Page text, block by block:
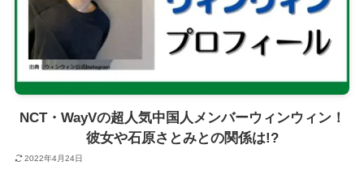
NCT・WayVの超人気中国人メンバーウィンウィン！
彼女や石原さとみとの関係は!?
2022年4月24日